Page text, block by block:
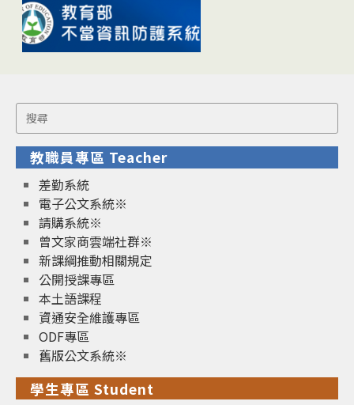
Search
for:
教職員專區 Teacher
差勤系統
電子公文系統※
請購系統※
曾文家商雲端社群※
新課綱推動相關規定
公開授課專區
本土語課程
資通安全維護專區
ODF專區
舊版公文系統※
學生專區 Student